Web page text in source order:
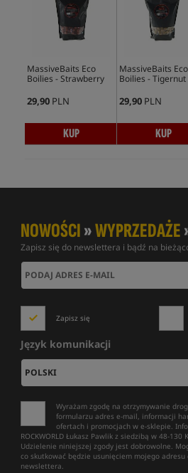
MassiveBaits Eco
Boilies - Strawberry
29,90 PLN
KUP
MassiveBaits Eco
Boilies - Tigernut
29,90 PLN
KUP
NOWOŚCI»WYPRZEDAŻE
Zapisz się do newslettera i bądź na
Zapisz się
Język komunikacji
Wyrażam zgodę na otrzymywanie
formularzu adres e-mail, informacji
ofertach i promocjach w e-sklepie.
ROCKWORLD Łukasz Pawlik z siedzibą w 48-130
Udzielenie niniejszej zgody jest dobrowolne.
co skutkować będzie usunięciem mojego
newslettera.